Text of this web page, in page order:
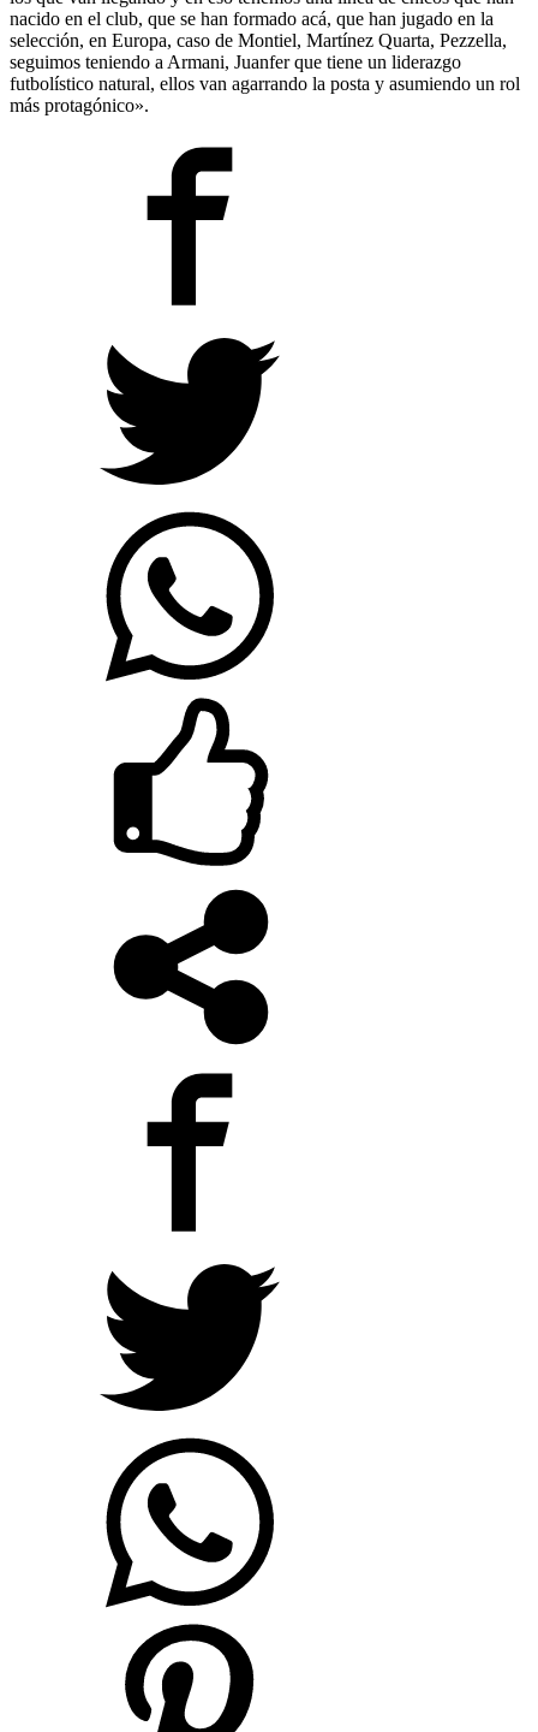
nacido en el club, que se han formado acá, que han jugado en la
selección, en Europa, caso de Montiel, Martínez Quarta, Pezzella,
seguimos teniendo a Armani, Juanfer que tiene un liderazgo
futbolístico natural, ellos van agarrando la posta y asumiendo un rol
más protagónico».